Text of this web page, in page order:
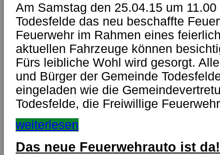
Am Samstag den 25.04.15 um
Todesfelde das neu beschaffte
Feuerwehr im Rahmen eines
aktuellen Fahrzeuge können
Fürs leibliche Wohl wird gesorgt.
und Bürger der Gemeinde
eingeladen wie die
Todesfelde, die Freiwillige
weiterlesen
Das neue Feuerwehrauto ist da!